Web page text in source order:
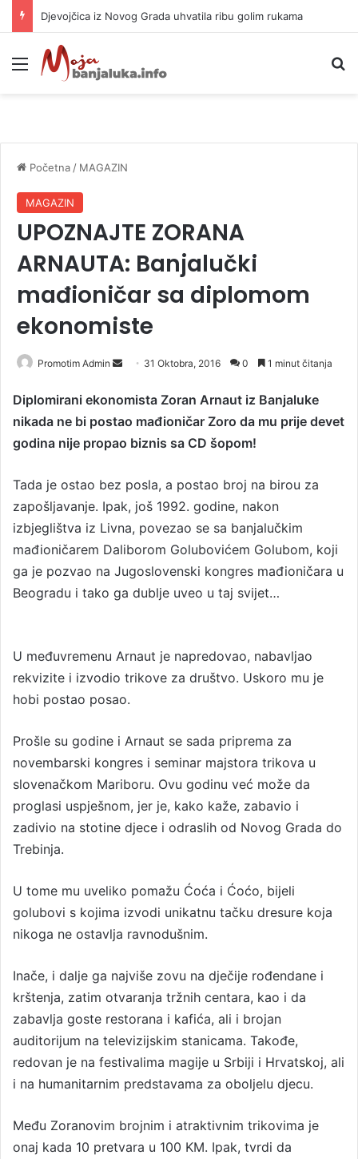
Djevojčica iz Novog Grada uhvatila ribu golim rukama
Meni
Početna / MAGAZIN
MAGAZIN
UPOZNAJTE ZORANA
ARNAUTA: Banjalučki
mađioničar sa diplomom
ekonomiste
Promotim Admin
n
d
a
i
l
31 Oktobra, 2016 0 1 minut čitanja
Diplomirani ekonomista Zoran Arnaut iz Banjaluke
nikada ne bi postao mađioničar Zoro da mu prije devet
godina nije propao biznis sa CD šopom!
Tada je ostao bez posla, a postao broj na birou za
zapošljavanje. Ipak, još 1992. godine, nakon
izbjeglištva iz Livna, povezao se sa banjalučkim
mađioničarem Daliborom Golubovićem Golubom, koji
ga je pozvao na Jugoslovenski kongres mađioničara u
Beogradu i tako ga dublje uveo u taj svijet…
U međuvremenu Arnaut je napredovao, nabavljao
rekvizite i izvodio trikove za društvo. Uskoro mu je
hobi postao posao.
Prošle su godine i Arnaut se sada priprema za
novembarski kongres i seminar majstora trikova u
slovenačkom Mariboru. Ovu godinu već može da
proglasi uspješnom, jer je, kako kaže, zabavio i
zadivio na stotine djece i odraslih od Novog Grada do
Trebinja.
U tome mu uveliko pomažu Ćoća i Ćoćo, bijeli
golubovi s kojima izvodi unikatnu tačku dresure koja
nikoga ne ostavlja ravnodušnim.
Inače, i dalje ga najviše zovu na dječije rođendane i
krštenja, zatim otvaranja tržnih centara, kao i da
zabavlja goste restorana i kafića, ali i brojan
auditorijum na televizijskim stanicama. Takođe,
redovan je na festivalima magije u Srbiji i Hrvatskoj, ali
i na humanitarnim predstavama za oboljelu djecu.
Među Zoranovim brojnim i atraktivnim trikovima je
onaj kada 10 pretvara u 100 KM. Ipak, tvrdi da